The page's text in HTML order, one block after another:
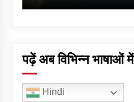
पढ़ें अब विभिन्न भाषाओं में
Hindi